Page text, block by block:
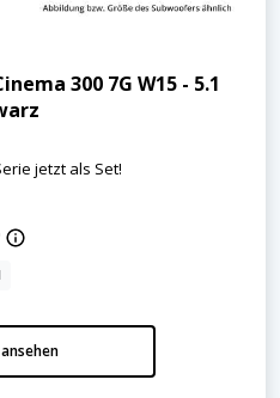
300 7G W15 - 5.1
jetzt als Set!